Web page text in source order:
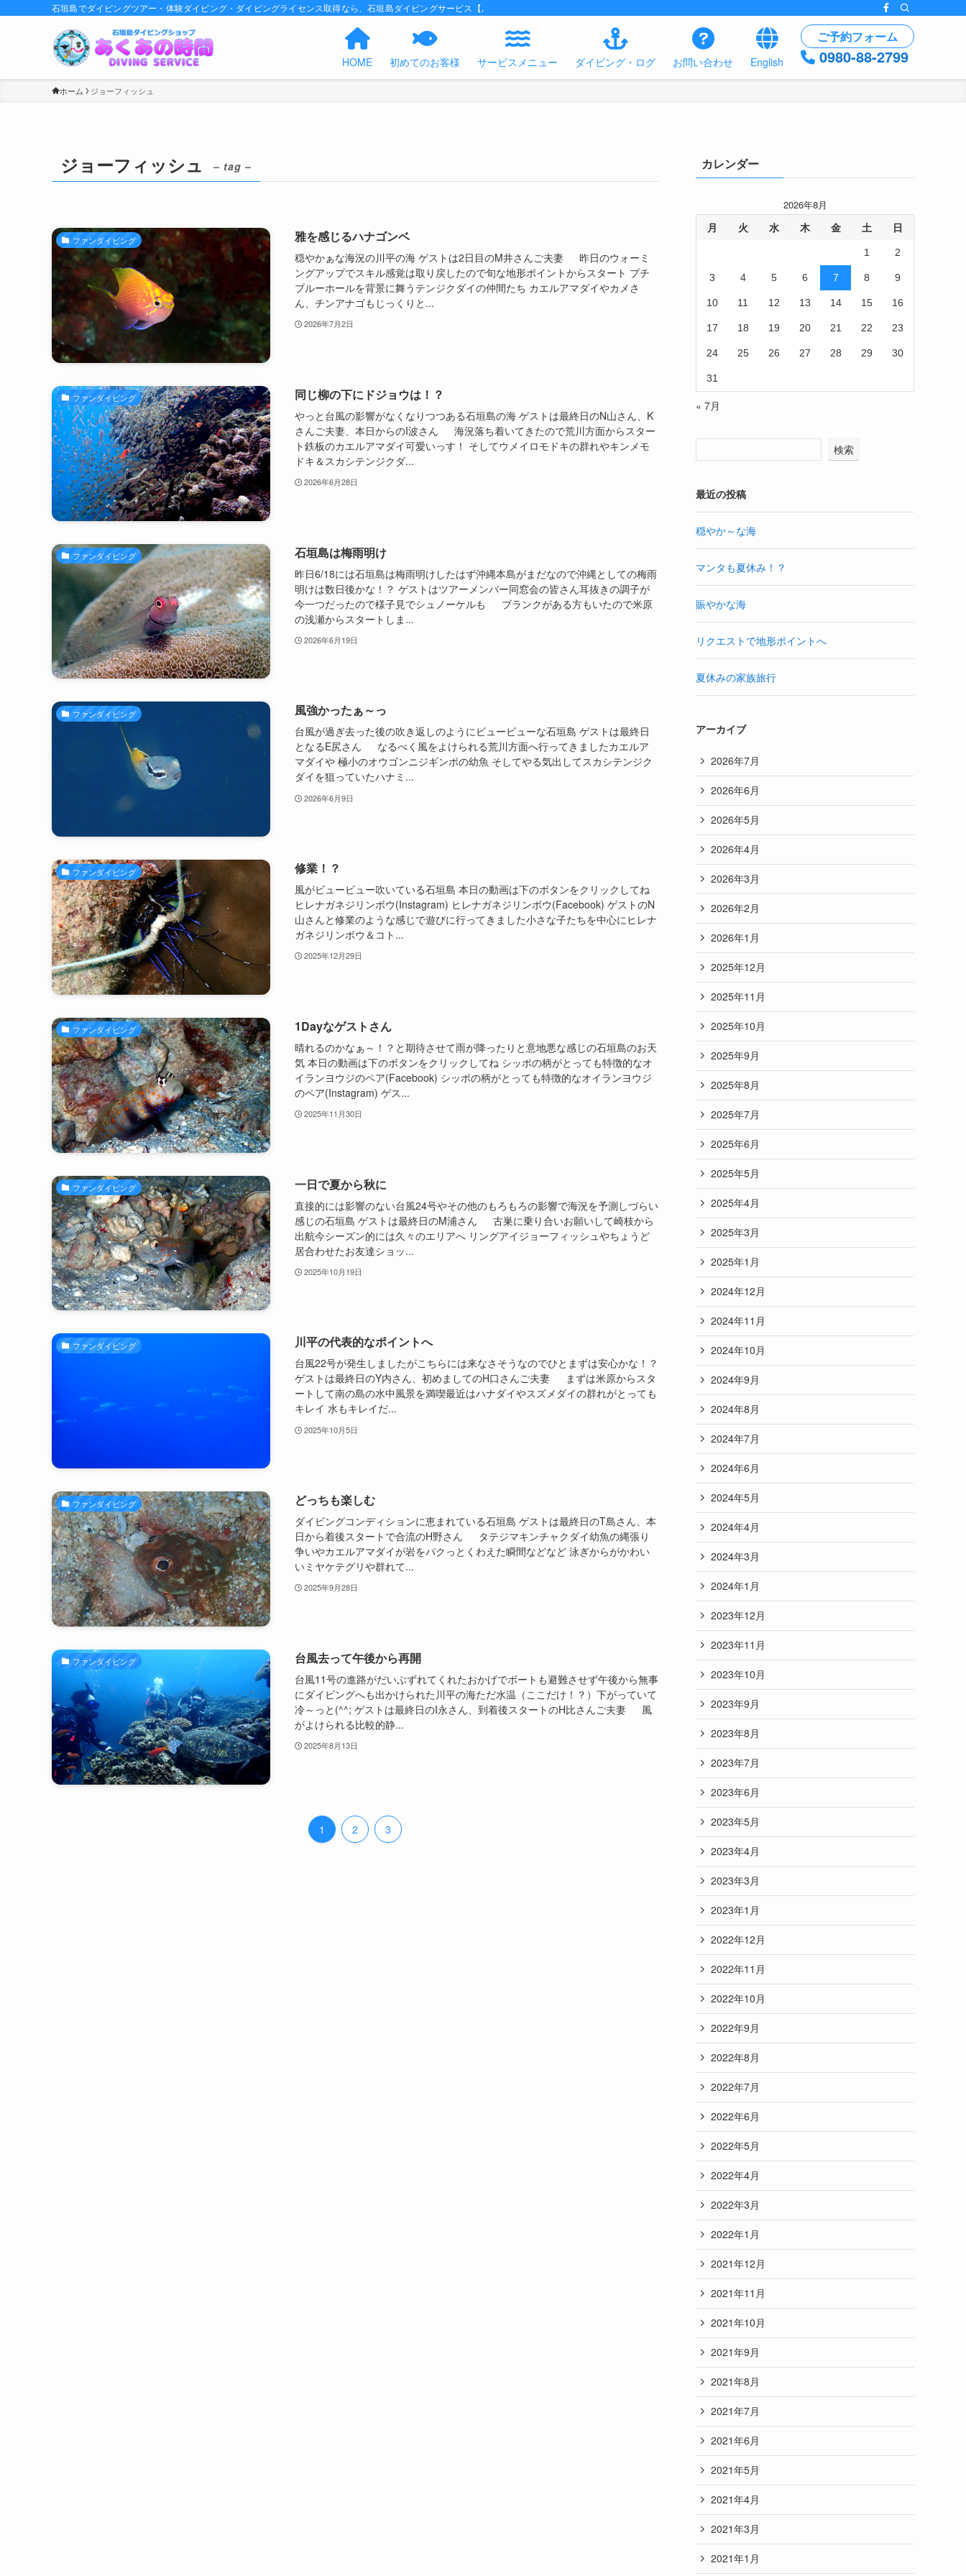
石垣島でダイビングツアー・体験ダイビング・ダイビングライセンス取得なら、石垣島ダイビングサービス【あくあの時間】におまかせください！
HOME 初めてのお客様 サービスメニュー ダイビング・ログ お問い合わせ English
ご予約フォーム
0980-88-2799
ホーム ジョーフィッシュ
ジョーフィッシュ – tag –
ファンダイビング 雅を感じるハナゴンベ
穏やかぁな海況の川平の海 ゲストは2日目のM井さんご夫妻 昨日のウォーミ
ングアップでスキル感覚は取り戻したので旬な地形ポイントからスタート プチ
ブルーホールを背景に舞うテンジクダイの仲間たち カエルアマダイやカメさ
ん、チンアナゴもじっくりと...
2026年7月2日
ファンダイビング 同じ柳の下にドジョウは！？
やっと台風の影響がなくなりつつある石垣島の海 ゲストは最終日のN山さん、K
さんご夫妻、本日からのI波さん 海況落ち着いてきたので荒川方面からスター
ト鉄板のカエルアマダイ可愛いっす！ そしてウメイロモドキの群れやキンメモ
ドキ＆スカシテンジクダ...
2026年6月28日
ファンダイビング 石垣島は梅雨明け
昨日6/18には石垣島は梅雨明けしたはず沖縄本島がまだなので沖縄としての梅雨
明けは数日後かな！？ ゲストはツアーメンバー同窓会の皆さん耳抜きの調子が
今一つだったので様子見でシュノーケルも ブランクがある方もいたので米原
の浅瀬からスタートしま...
2026年6月19日
ファンダイビング 風強かったぁ～っ
台風が過ぎ去った後の吹き返しのようにビュービューな石垣島 ゲストは最終日
となるE尻さん なるべく風をよけられる荒川方面へ行ってきましたカエルア
マダイや 極小のオウゴンニジギンポの幼魚 そしてやる気出してスカシテンジク
ダイを狙っていたハナミ...
2026年6月9日
ファンダイビング 修業！？
風がビュービュー吹いている石垣島 本日の動画は下のボタンをクリックしてね
ヒレナガネジリンボウ(Instagram) ヒレナガネジリンボウ(Facebook) ゲストのN
山さんと修業のような感じで遊びに行ってきました小さな子たちを中心にヒレナ
ガネジリンボウ＆コト...
2025年12月29日
ファンダイビング 1Dayなゲストさん
晴れるのかなぁ～！？と期待させて雨が降ったりと意地悪な感じの石垣島のお天
気 本日の動画は下のボタンをクリックしてね シッポの柄がとっても特徴的なオ
イランヨウジのペア(Facebook) シッポの柄がとっても特徴的なオイランヨウジ
のペア(Instagram) ゲス...
2025年11月30日
ファンダイビング 一日で夏から秋に
直接的には影響のない台風24号やその他のもろもろの影響で海況を予測しづらい
感じの石垣島 ゲストは最終日のM浦さん 古巣に乗り合いお願いして崎枝から
出航今シーズン的には久々のエリアへ リングアイジョーフィッシュやちょうど
居合わせたお友達ショッ...
2025年10月19日
ファンダイビング 川平の代表的なポイントへ
台風22号が発生しましたがこちらには来なさそうなのでひとまずは安心かな！？
ゲストは最終日のY内さん、初めましてのH口さんご夫妻 まずは米原からスタ
ートして南の島の水中風景を満喫最近はハナダイやスズメダイの群れがとっても
キレイ 水もキレイだ...
2025年10月5日
ファンダイビング どっちも楽しむ
ダイビングコンディションに恵まれている石垣島 ゲストは最終日のT島さん、本
日から着後スタートで合流のH野さん タテジマキンチャクダイ幼魚の縄張り
争いやカエルアマダイが岩をパクっとくわえた瞬間などなど 泳ぎからがかわい
いミヤケテグリや群れて...
2025年9月28日
ファンダイビング 台風去って午後から再開
台風11号の進路がだいぶずれてくれたおかげでボートも避難させず午後から無事
にダイビングへも出かけられた川平の海ただ水温（ここだけ！？）下がっていて
冷～っと(^^; ゲストは最終日のI永さん、到着後スタートのH比さんご夫妻 風
がよけられる比較的静...
2025年8月13日
1 2 3
カレンダー
2026年8月
月 火 水 木 金 土 日
1 2
3 4 5 6 7 8 9
10 11 12 13 14 15 16
17 18 19 20 21 22 23
24 25 26 27 28 29 30
31
« 7月
検索
最近の投稿
穏やか～な海
マンタも夏休み！？
賑やかな海
リクエストで地形ポイントへ
夏休みの家族旅行
アーカイブ
2026年7月
2026年6月
2026年5月
2026年4月
2026年3月
2026年2月
2026年1月
2025年12月
2025年11月
2025年10月
2025年9月
2025年8月
2025年7月
2025年6月
2025年5月
2025年4月
2025年3月
2025年1月
2024年12月
2024年11月
2024年10月
2024年9月
2024年8月
2024年7月
2024年6月
2024年5月
2024年4月
2024年3月
2024年1月
2023年12月
2023年11月
2023年10月
2023年9月
2023年8月
2023年7月
2023年6月
2023年5月
2023年4月
2023年3月
2023年1月
2022年12月
2022年11月
2022年10月
2022年9月
2022年8月
2022年7月
2022年6月
2022年5月
2022年4月
2022年3月
2022年1月
2021年12月
2021年11月
2021年10月
2021年9月
2021年8月
2021年7月
2021年6月
2021年5月
2021年4月
2021年3月
2021年1月